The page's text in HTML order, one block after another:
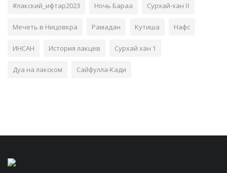
#лакский_ифтар2023 Ночь Бараа Сурхай-хан II
Мечеть в Ницовкра Рамадан Кутиша Нафс
ИНСАН История лакцев Сурхай хан 1
Дуа на лакском Сайфулла-Кади